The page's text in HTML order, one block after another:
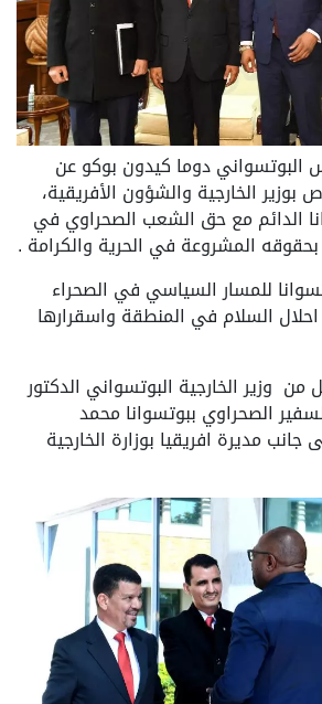
البوتسواني دوما كيدون بوكو عن
بوزير الخارجية والشؤون الأفريقية،
الدائم مع حق الشعب الصحراوي في
المشروعة في الحرية والكرامة .
للمسار السياسي في الصحراء
السلام في المنطقة واسقرارها
وزير الخارجية البوتسواني الدكتور
الصحراوي ببوتسوانا محمد
جانب مديرة افريقيا بوزارة الخارجية